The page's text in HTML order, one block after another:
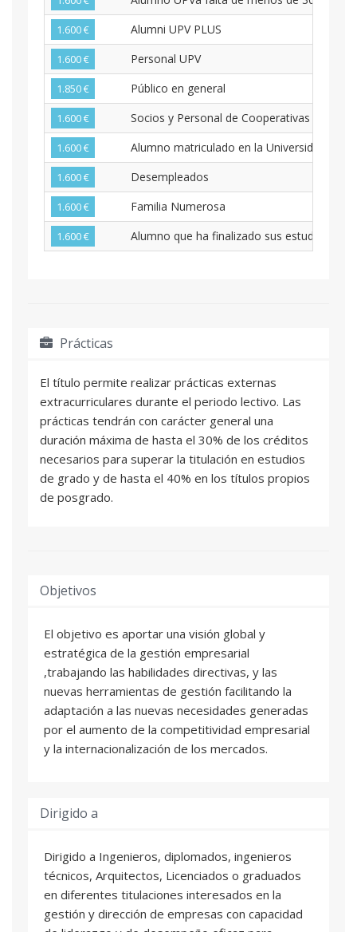
1.600 € Alumni UPV PLUS
1.600 € Personal UPV
1.850 € Público en general
1.600 € Socios y Personal de Cooperativas
1.600 € Alumno matriculado en la Universidad
1.600 € Desempleados
1.600 € Familia Numerosa
1.600 € Alumno que ha finalizado sus estudios
Prácticas
El título permite realizar prácticas externas
extracurriculares durante el periodo lectivo. Las
prácticas tendrán con carácter general una
duración máxima de hasta el 30% de los créditos
necesarios para superar la titulación en estudios
de grado y de hasta el 40% en los títulos propios
de posgrado.
Objetivos
El objetivo es aportar una visión global y
estratégica de la gestión empresarial
,trabajando las habilidades directivas, y las
nuevas herramientas de gestión facilitando la
adaptación a las nuevas necesidades generadas
por el aumento de la competitividad empresarial
y la internacionalización de los mercados.
Dirigido a
Dirigido a Ingenieros, diplomados, ingenieros
técnicos, Arquitectos, Licenciados o graduados
en diferentes titulaciones interesados en la
gestión y dirección de empresas con capacidad